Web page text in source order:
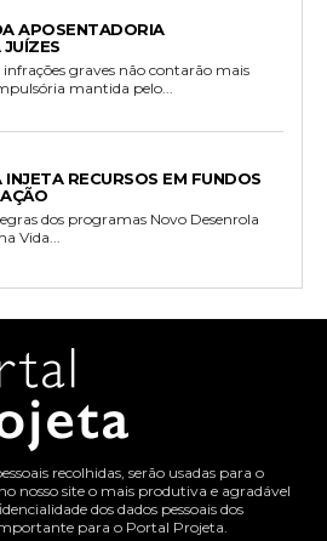
APOSENTADORIA
graves não contarão mais
mantida pelo...
RECURSOS EM FUNDOS
dos programas Novo Desenrola
Vida...
recolhidas, serão usadas para o
nosso site o mais produtiva e agradável
dos dados pessoais dos
para o Portal Projeta.